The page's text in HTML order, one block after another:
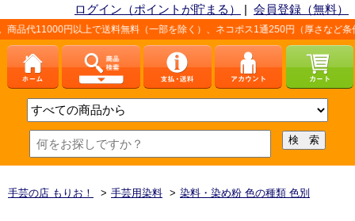
ログイン（ポイントが貯まる） | 会員登録（無料）
で送料無料（一部を除く）、ネコポス1通250円（厚さなど条件あり）。詳し
手芸の店 もりお！ > 手芸用染料 > 染料・染め粉 色の種類 色別